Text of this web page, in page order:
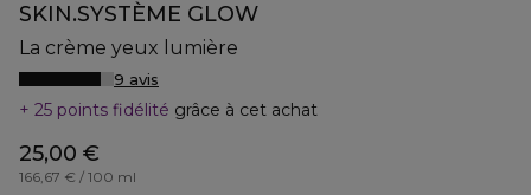
SKIN.SYSTÈME GLOW
La crème yeux lumière
9 avis
25 points fidélité grâce à cet achat
25,00 €
166,67 € / 100 ml